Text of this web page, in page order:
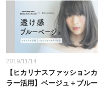
2019/11/14
【ヒカリナスファッションカ
ラー活用】ベージュ＋ブルー